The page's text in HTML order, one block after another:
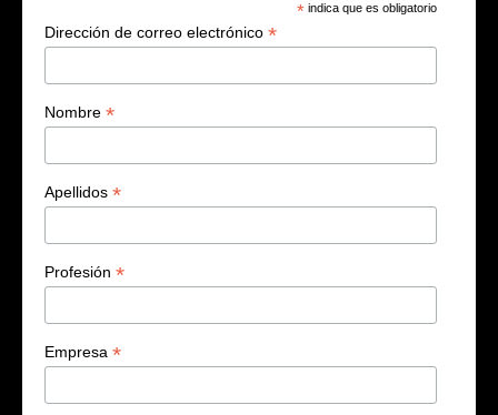
* indica que es obligatorio
Dirección de correo electrónico *
Nombre *
Apellidos *
Profesión *
Empresa *